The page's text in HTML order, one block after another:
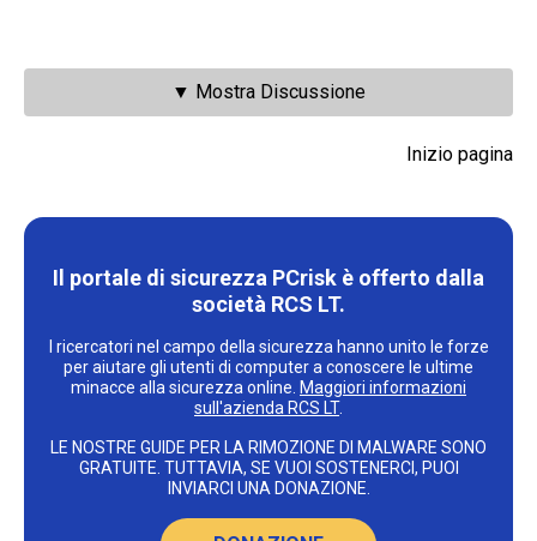
▼ Mostra Discussione
Inizio pagina
Il portale di sicurezza PCrisk è offerto dalla
società RCS LT.
I ricercatori nel campo della sicurezza hanno unito le forze
per aiutare gli utenti di computer a conoscere le ultime
minacce alla sicurezza online. Maggiori informazioni
sull'azienda RCS LT.
LE NOSTRE GUIDE PER LA RIMOZIONE DI MALWARE SONO
GRATUITE. TUTTAVIA, SE VUOI SOSTENERCI, PUOI
INVIARCI UNA DONAZIONE.